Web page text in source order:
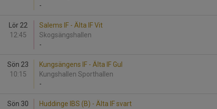
-
Lör 22
12:45
Salems IF - Älta IF Vit
Skogsängshallen
-
Sön 23
10:15
Kungsängens IF - Älta IF Gul
Kungshallen Sporthallen
-
Sön 30
Huddinge IBS (B) - Älta IF svart